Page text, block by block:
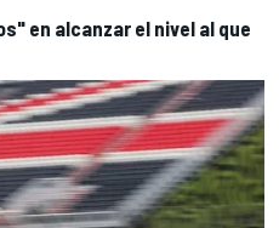
en alcanzar el nivel al que